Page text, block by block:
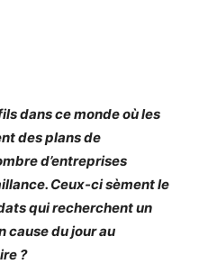
dans ce monde où les
des plans de
d’entreprises
Ceux-ci sèment le
qui recherchent un
cause du jour au
?